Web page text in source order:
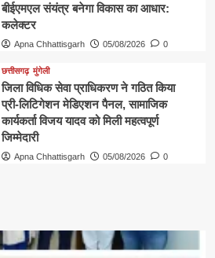
बीईएमएल संयंत्र बनेगा विकास का आधार:
कलेक्टर
Apna Chhattisgarh 05/08/2026 0
छत्तीसगढ़ मुंगेली
जिला विधिक सेवा प्राधिकरण ने गठित किया
प्री-लिटिगेशन मेडिएशन पैनल, सामाजिक
कार्यकर्ता विजय यादव को मिली महत्वपूर्ण
जिम्मेदारी
Apna Chhattisgarh 05/08/2026 0